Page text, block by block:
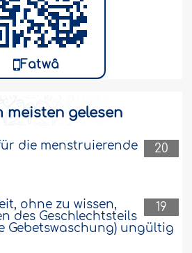
ihm Wohlergehen
Gefährte war ihm
stand seinem Herzen
Weiter
keinen Vorzug gegenüber
Eltern abstammt,
der von nicht-
abstammt?..
Fatwâ
meisten gelesen
20
die menstruierende
19
ohne zu wissen,
des Geschlechtsteils
Gebetswaschung) ungültig